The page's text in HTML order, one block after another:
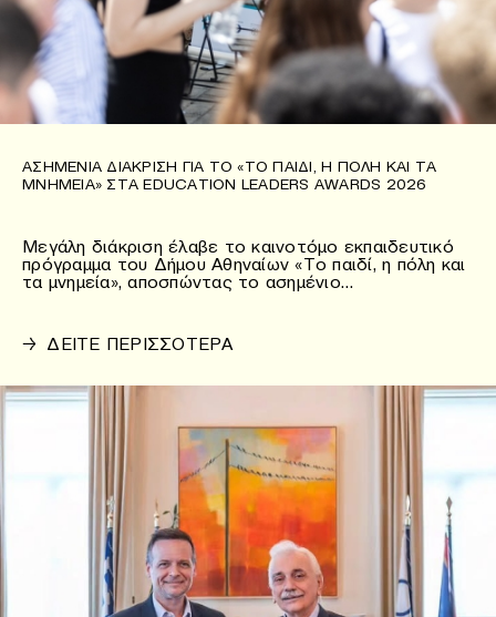
ΑΣΗΜΈΝΙΑ ΔΙΆΚΡΙΣΗ ΓΙΑ ΤΟ «ΤΟ ΠΑΙΔΊ, Η ΠΌΛΗ ΚΑΙ ΤΑ
ΜΝΗΜΕΊΑ» ΣΤΑ EDUCATION LEADERS AWARDS 2026
Μεγάλη διάκριση έλαβε το καινοτόμο εκπαιδευτικό
πρόγραμμα του Δήμου Αθηναίων «Το παιδί, η πόλη και
τα μνημεία», αποσπώντας το ασημένιο…
→ ΔΕΙΤΕ ΠΕΡΙΣΣΟΤΕΡΑ